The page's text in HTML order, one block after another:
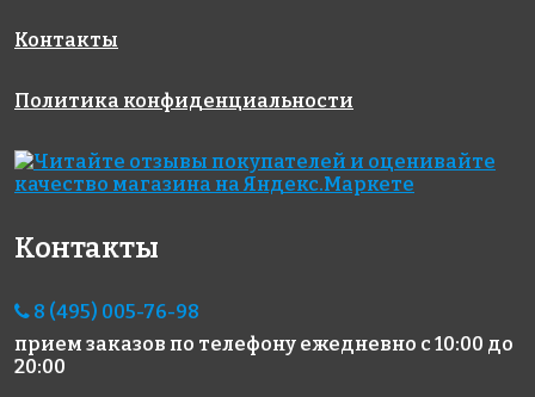
JNJ ID 100
327x327
Rose AJ 221
327x327
JNJ C-JB 32
327x327
Контакты
Политика конфиденциальности
Контакты
8 (495) 005-76-98
прием заказов по телефону ежедневно с 10:00 до
20:00